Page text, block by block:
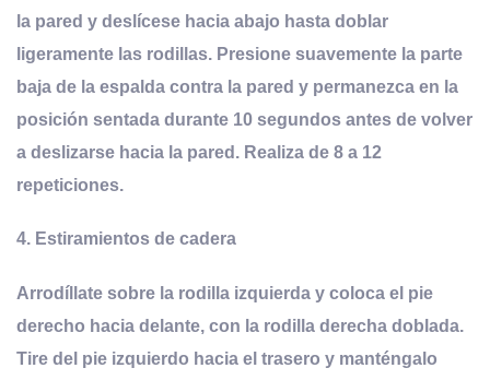
la pared y deslícese hacia abajo hasta doblar
ligeramente las rodillas. Presione suavemente la parte
baja de la espalda contra la pared y permanezca en la
posición sentada durante 10 segundos antes de volver
a deslizarse hacia la pared. Realiza de 8 a 12
repeticiones.
4. Estiramientos de cadera
Arrodíllate sobre la rodilla izquierda y coloca el pie
derecho hacia delante, con la rodilla derecha doblada.
Tire del pie izquierdo hacia el trasero y manténgalo